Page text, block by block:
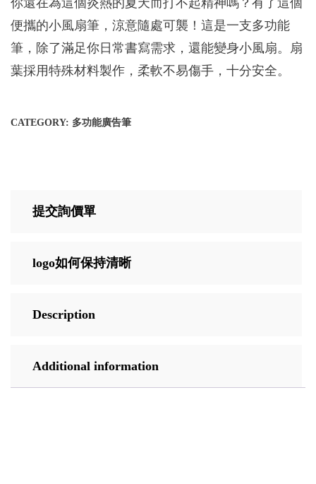
你還在為這個炎熱的夏天而打不起精神嗎？有了這個
便攜的小風扇筆，涼意隨處可襲！這是一支多功能
筆，除了滿足你日常書寫需求，還能變身小風扇。扇
葉採用特殊材料製作，柔軟不易傷手，十分安全。
CATEGORY: 多功能廣告筆
提交詢價單
logo如何保持清晰
Description
Additional information